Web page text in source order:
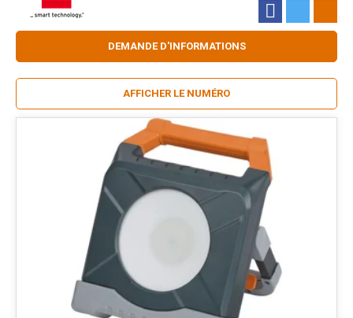
DEMANDE D'INFORMATIONS
AFFICHER LE NUMÉRO